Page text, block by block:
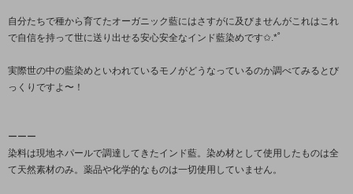
自分たちで種から育てたオーガニック藍にはさすがに及びませんがこれはこれ
で自信を持って世に送り出せる安心安全なインド藍染めです✩.*˚
実際世の中の藍染めといわれているモノがどうなっているのか調べてみるとび
っくりですよ〜！
ーーー
染料は現地ネパールで調達してきたインド藍。染め材として使用したものは全
て天然素材のみ。薬品や化学的なものは一切使用していません。